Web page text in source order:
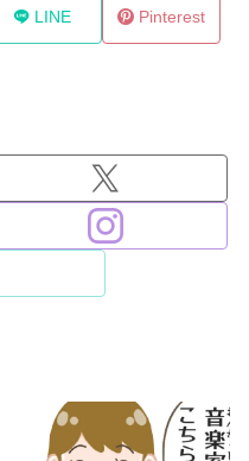
LINE Pinterest